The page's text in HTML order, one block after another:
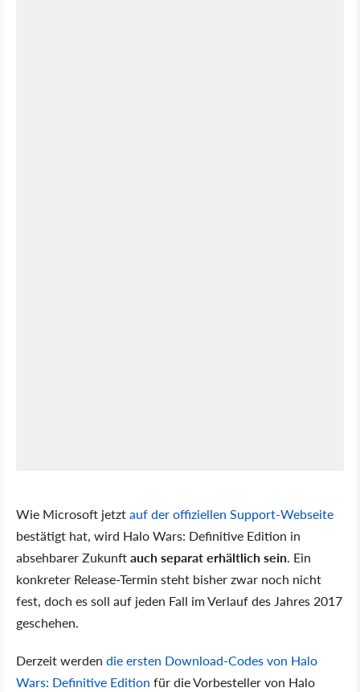
Wie Microsoft jetztauf der offiziellen Support-Webseite
bestätigt hat, wird Halo Wars: Definitive Edition in
absehbarer Zukunftauch separat erhältlich sein. Ein
konkreter Release-Termin steht bisher zwar noch nicht
fest, doch es soll auf jeden Fall im Verlauf des Jahres 2017
geschehen.
Derzeit werden die ersten Download-Codes von Halo
Wars: Definitive Edition für die Vorbesteller von Halo